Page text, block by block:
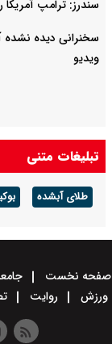
سندرز: ترامپ
ویدیو
تبلیغات متنی
طلای آبشده
صفحه نخست
ورزش
روایت